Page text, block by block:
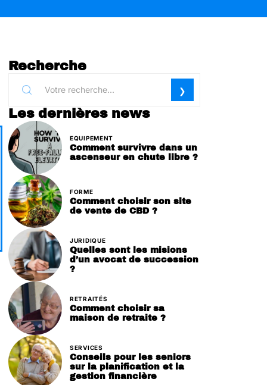
Recherche
Les dernières news
EQUIPEMENT
Comment survivre dans un
ascenseur en chute libre ?
FORME
Comment choisir son site
de vente de CBD ?
JURIDIQUE
Quelles sont les misions
d’un avocat de succession
?
RETRAITÉS
Comment choisir sa
maison de retraite ?
SERVICES
Conseils pour les seniors
sur la planification et la
gestion financière